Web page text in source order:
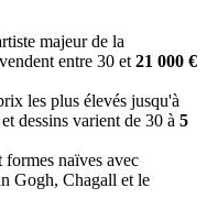
majeur de la
entre 30 et 21 000 €
les plus élevés jusqu'à
dessins varient de 30 à 5
naïves avec
Gogh, Chagall et le